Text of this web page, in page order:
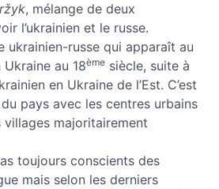
, mélange de deux
l’ukrainien et le russe.
ukrainien-russe qui apparaît au
au 18ème siècle, suite à
en Ukraine de l’Est. C’est
pays avec les centres urbains
majoritairement
toujours conscients des
mais selon les derniers